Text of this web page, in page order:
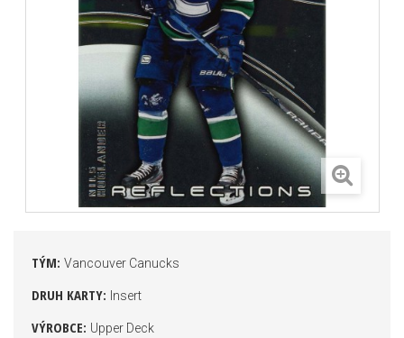
TÝM: Vancouver Canucks
DRUH KARTY: Insert
VÝROBCE: Upper Deck